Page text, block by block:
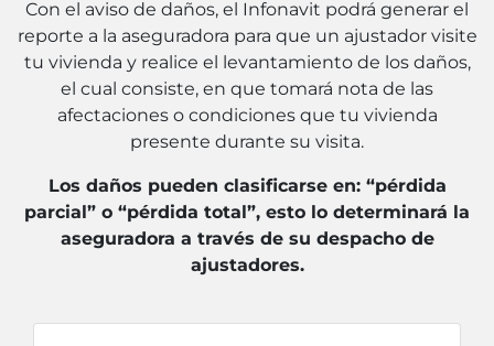
Con el aviso de daños, el Infonavit podrá generar el
reporte a la aseguradora para que un ajustador visite
tu vivienda y realice el levantamiento de los daños,
el cual consiste, en que tomará nota de las
afectaciones o condiciones que tu vivienda
presente durante su visita.
Los daños pueden clasificarse en: “pérdida
parcial” o “pérdida total”, esto lo determinará la
aseguradora a través de su despacho de
ajustadores.